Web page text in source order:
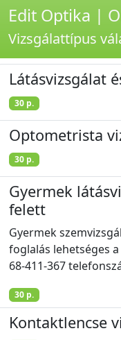
Vizsgálattípus
Látásvizsgálat
30 p.
Optometrista
30 p.
Gyermek
felett
Gyermek
foglalás lehetséges a
68-411-367
30 p.
Kontaktlencse